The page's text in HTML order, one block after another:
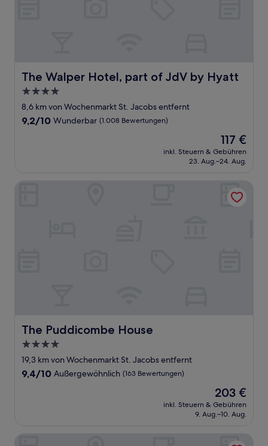
The Walper Hotel, part of JdV by Hyatt
The Walper Hotel, part of JdV by Hyatt
4.0-
Sterne-
Unterkunft
8,6 km von Wochenmarkt St. Jacobs entfernt
9.2
9,2/10 Wunderbar (1.008 Bewertungen)
Der
Preis
beträgt
117 €
inkl. Steuern & Gebühren
23. Aug.–24. Aug.
The Puddicombe House
The Puddicombe House
4.0-
Sterne-
Unterkunft
19,3 km von Wochenmarkt St. Jacobs entfernt
9.4
9,4/10 Außergewöhnlich (163 Bewertungen)
Der
Preis
beträgt
203 €
inkl. Steuern & Gebühren
9. Aug.–10. Aug.